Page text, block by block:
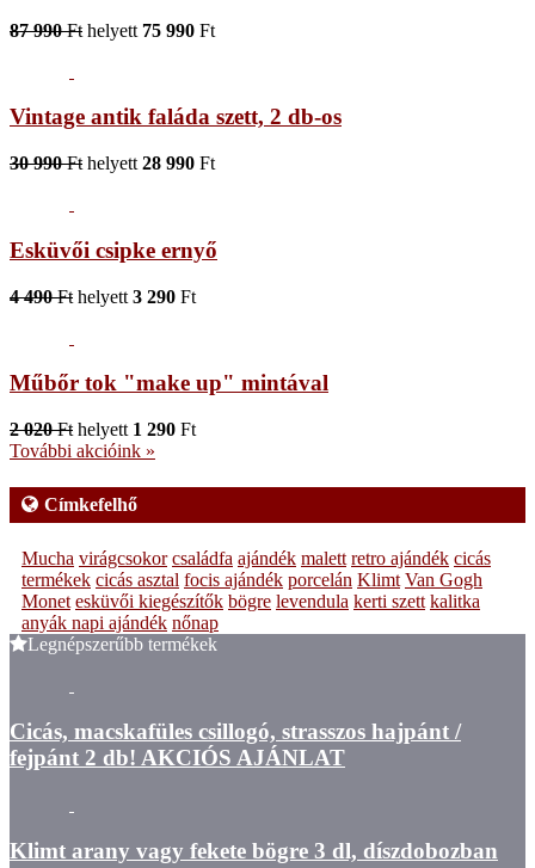
87 990 Ft helyett 75 990 Ft
Vintage antik faláda szett, 2 db-os
30 990 Ft helyett 28 990 Ft
Esküvői csipke ernyő
4 490 Ft helyett 3 290 Ft
Műbőr tok "make up" mintával
2 020 Ft helyett 1 290 Ft
További akcióink »
Címkefelhő
Mucha virágcsokor családfa ajándék malett retro ajándék cicás
termékek cicás asztal focis ajándék porcelán Klimt Van Gogh
Monet esküvői kiegészítők bögre levendula kerti szett kalitka
anyák napi ajándék nőnap
Legnépszerűbb termékek
Cicás, macskafüles csillogó, strasszos hajpánt /
fejpánt 2 db! AKCIÓS AJÁNLAT
Klimt arany vagy fekete bögre 3 dl, díszdobozban